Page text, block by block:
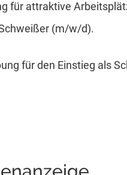
für attraktive
(m/w/d).
für den Einstieg als